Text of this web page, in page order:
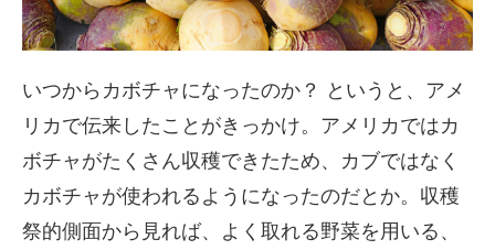
いつからカボチャになったのか？ というと、アメ
リカで伝来したことがきっかけ。アメリカではカ
ボチャがたくさん収穫できたため、カブではなく
カボチャが使われるようになったのだとか。収穫
祭的側面から見れば、よく取れる野菜を用いる、